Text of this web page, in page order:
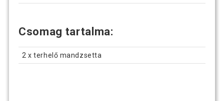
Csomag tartalma:
2 x terhelő mandzsetta